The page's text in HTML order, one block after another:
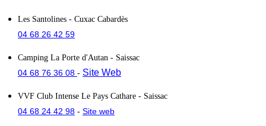
Les Santolines - Cuxac Cabardès
04 68 26 42 59
Camping La Porte d'Autan - Saissac
04 68 76 36 08 - Site Web
VVF Club Intense Le Pays Cathare - Saissac
04 68 24 42 98 - Site web